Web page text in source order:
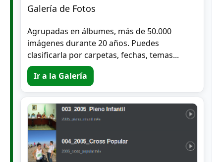
Galería de Fotos
Agrupadas en álbumes, más de 50.000
imágenes durante 20 años. Puedes
clasificarla por carpetas, fechas, temas...
Ir a la Galería